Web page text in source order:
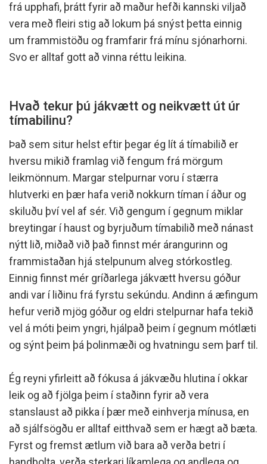
frá upphafi, þrátt fyrir að maður hefði kannski viljað
vera með fleiri stig að lokum þá snýst þetta einnig
um frammistöðu og framfarir frá mínu sjónarhorni.
Svo er alltaf gott að vinna réttu leikina.
Hvað tekur þú jákvætt og neikvætt út úr
tímabilinu?
Það sem situr helst eftir þegar ég lít á tímabilið er
hversu mikið framlag við fengum frá mörgum
leikmönnum. Margar stelpurnar voru í stærra
hlutverki en þær hafa verið nokkurn tíman í áður og
skiluðu því vel af sér. Við gengum í gegnum miklar
breytingar í haust og byrjuðum tímabilið með nánast
nýtt lið, miðað við það finnst mér árangurinn og
frammistaðan hjá stelpunum alveg stórkostleg.
Einnig finnst mér gríðarlega jákvætt hversu góður
andi var í liðinu frá fyrstu sekúndu. Andinn á æfingum
hefur verið mjög góður og eldri stelpurnar hafa tekið
vel á móti þeim yngri, hjálpað þeim í gegnum mótlæti
og sýnt þeim þá þolinmæði og hvatningu sem þarf til.
Ég reyni yfirleitt að fókusa á jákvæðu hlutina í okkar
leik og að fjölga þeim í staðinn fyrir að vera
stanslaust að pikka í þær með einhverja mínusa, en
að sjálfsögðu er alltaf eitthvað sem er hægt að bæta.
Fyrst og fremst ætlum við bara að verða betri í